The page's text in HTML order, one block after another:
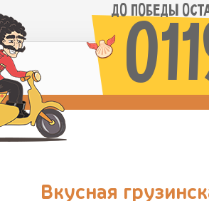
ДО ПОБЕДЫ
Вкусная